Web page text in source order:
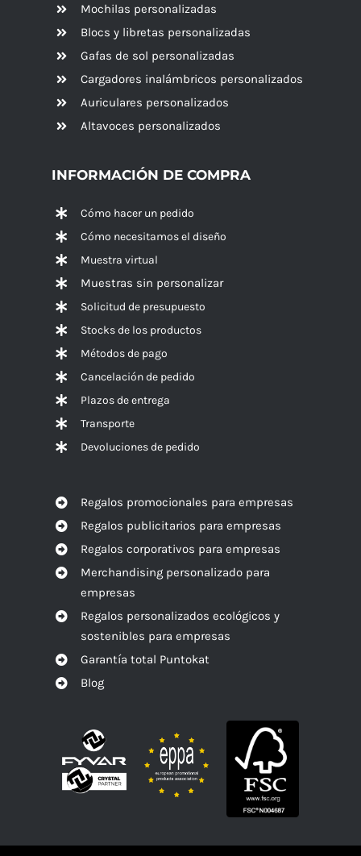
Mochilas personalizadas
Blocs y libretas personalizadas
Gafas de sol personalizadas
Cargadores inalámbricos personalizados
Auriculares personalizados
Altavoces personalizados
INFORMACIÓN DE COMPRA
Cómo hacer un pedido
Cómo necesitamos el diseño
Muestra virtual
Muestras sin personalizar
Solicitud de presupuesto
Stocks de los productos
Métodos de pago
Cancelación de pedido
Plazos de entrega
Transporte
Devoluciones de pedido
Regalos promocionales para empresas
Regalos publicitarios para empresas
Regalos corporativos para empresas
Merchandising personalizado para
empresas
Regalos personalizados ecológicos y
sostenibles para empresas
Garantía total Puntokat
Blog